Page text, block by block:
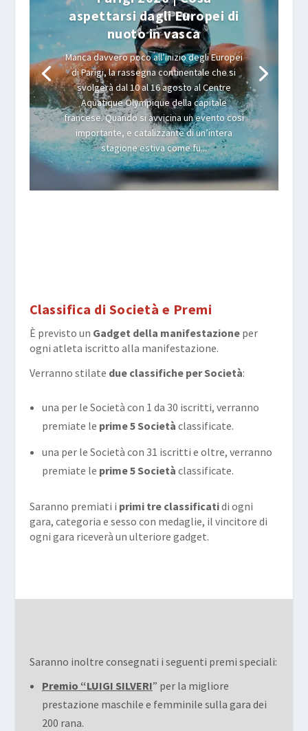
aspettarsi dagli Europei di
nuoto in vasca
Manca davvero poco all’inizio degli Europei
di Parigi, la rassegna continentale che si
svolgerà dal 10 al 16 agosto al Centre
Aquatique Olympique della capitale
francese. Quando si avvicina un evento così
importante, e catalizzante di un’intera
stagione estiva come fu...
Classifica di Società e Premi
È previsto un Gadget della manifestazioneper
ogni atleta iscritto alla manifestazione.
Verranno stilate due classifiche per Società:
una per le Società con 1 da 30 iscritti, verranno
premiate le prime 5 Società classificate.
una per le Società con 31 iscritti e oltre, verranno
premiate le prime 5 Società classificate.
Saranno premiati i primi tre classificatidi ogni
gara, categoria e sesso con medaglie, il vincitore di
ogni gara riceverà un ulteriore gadget.
Saranno inoltre consegnati i seguenti premi speciali:
Premio “LUIGI SILVERI” per la migliore
prestazione maschile e femminile sulla gara dei
200 rana.